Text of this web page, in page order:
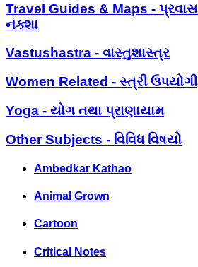
Travel Guides & Maps - પ્રવાસ
નક્શા
Vastushastra - વાસ્તુશાસ્ત્ર
Women Related - સ્ત્રી ઉપયોગી
Yoga - યોગ તથા પ્રાણાયામ
Other Subjects - વિવિધ વિષયો
Ambedkar Kathao
Animal Grown
Cartoon
Critical Notes